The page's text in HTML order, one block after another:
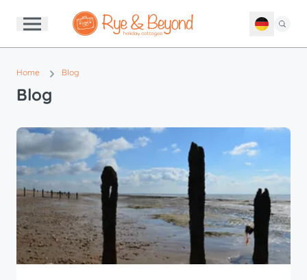
Home Blog
Blog